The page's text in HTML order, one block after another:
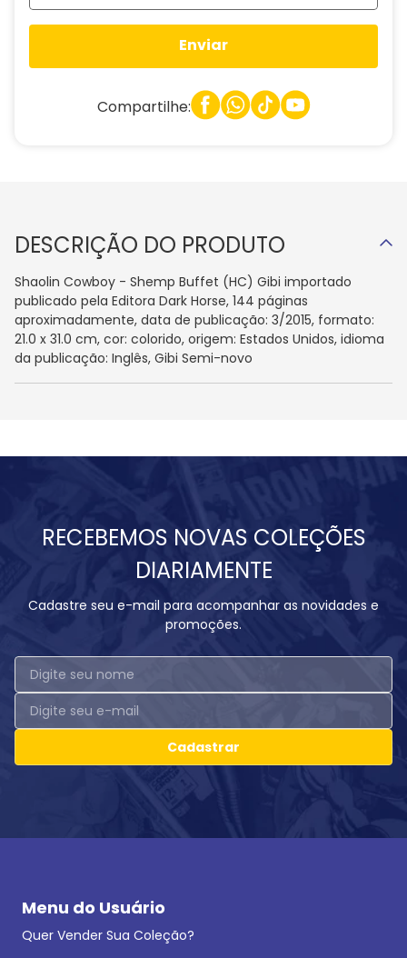
Enviar
Compartilhe:
DESCRIÇÃO DO PRODUTO
Shaolin Cowboy - Shemp Buffet (HC) Gibi importado
publicado pela Editora Dark Horse, 144 páginas
aproximadamente, data de publicação: 3/2015, formato:
21.0 x 31.0 cm, cor: colorido, origem: Estados Unidos, idioma
da publicação: Inglês, Gibi Semi-novo
RECEBEMOS NOVAS COLEÇÕES
DIARIAMENTE
Cadastre seu e-mail para acompanhar as novidades e
promoções.
Cadastrar
Menu do Usuário
Quer Vender Sua Coleção?